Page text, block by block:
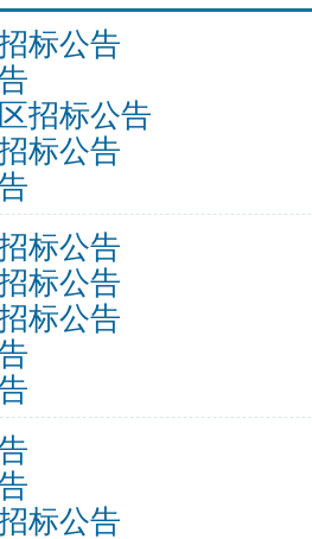
标公告
招标公告
标公告
标公告
标公告
标公告
标公告